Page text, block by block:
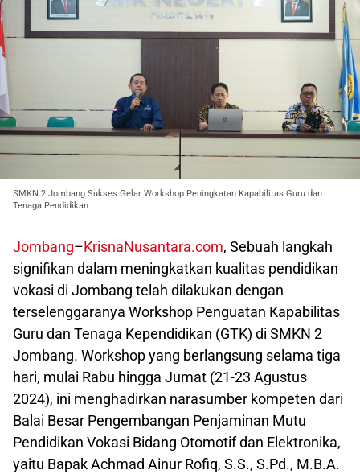
SMKN 2 Jombang Sukses Gelar Workshop Peningkatan Kapabilitas Guru dan
Tenaga Pendidikan
Jombang–KrisnaNusantara.com, Sebuah langkah
signifikan dalam meningkatkan kualitas pendidikan
vokasi di Jombang telah dilakukan dengan
terselenggaranya Workshop Penguatan Kapabilitas
Guru dan Tenaga Kependidikan (GTK) di SMKN 2
Jombang. Workshop yang berlangsung selama tiga
hari, mulai Rabu hingga Jumat (21-23 Agustus
2024), ini menghadirkan narasumber kompeten dari
Balai Besar Pengembangan Penjaminan Mutu
Pendidikan Vokasi Bidang Otomotif dan Elektronika,
yaitu Bapak Achmad Ainur Rofiq, S.S., S.Pd., M.B.A.